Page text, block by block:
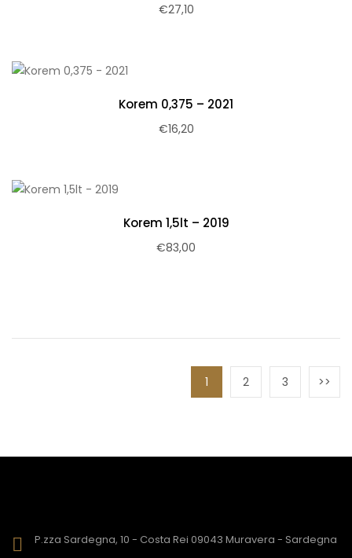
€27,10
Korem 0,375 – 2021
€16,20
Korem 1,5lt – 2019
€83,00
1 2 3
P.zza Sardegna, 10 - Costa Rei 09043 Muravera - Sardegna